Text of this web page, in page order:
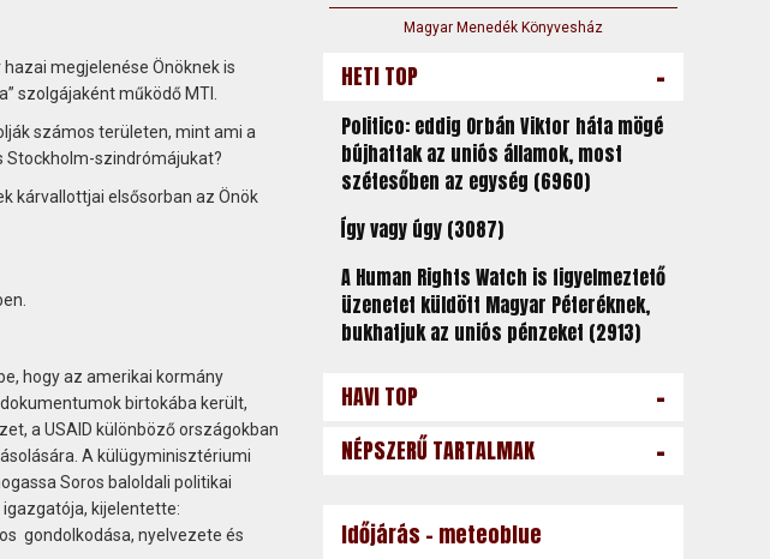
megjelenése Önöknek is
szolgájaként működő MTI.
számos területen, mint ami a
Stockholm-szindrómájukat?
kárvallottjai elsősorban az Önök
hogy az amerikai kormány
birtokába került,
a USAID különböző országokban
A külügyminisztériumi
Soros baloldali politikai
kijelentette:
gondolkodása, nyelvezete és
Magyar Menedék Könyvesház
HETI TOP -
Politico: eddig Orbán Viktor háta mögé
bújhattak az uniós államok, most
szétesőben az egység (6960)
Így vagy úgy (3087)
A Human Rights Watch is figyelmeztető
üzenetet küldött Magyar Péteréknek,
bukhatjuk az uniós pénzeket (2913)
HAVI TOP -
NÉPSZERŰ TARTALMAK -
Időjárás - meteoblue